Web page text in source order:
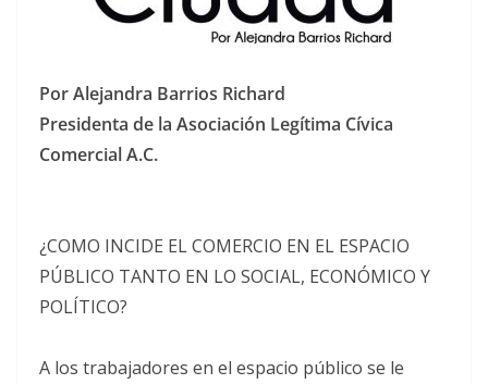
Por Alejandra Barrios Richard
Presidenta de la Asociación Legítima Cívica
Comercial A.C.
¿COMO INCIDE EL COMERCIO EN EL ESPACIO
PÚBLICO TANTO EN LO SOCIAL, ECONÓMICO Y
POLÍTICO?
A los trabajadores en el espacio público se le